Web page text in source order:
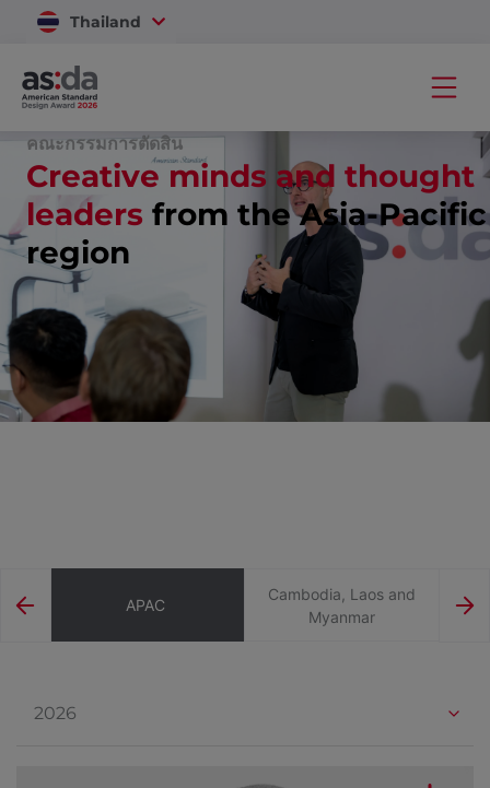
Thailand
Vietnam
คณะกรรมการตัดสิน
Creative minds and thought
leaders from the Asia-Pacific
region
APAC
Cambodia, Laos and
Myanmar
2026